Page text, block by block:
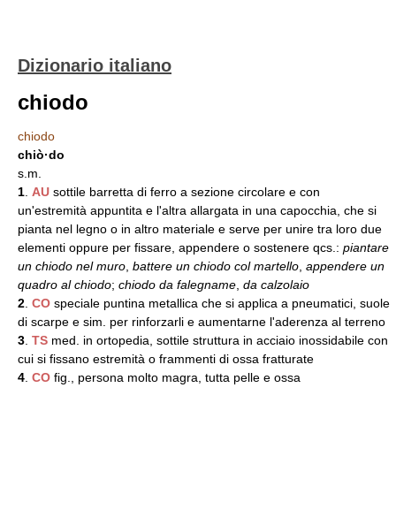
Dizionario italiano
chiodo
chiodo
chiò·do
s.m.
1 AU sottile barretta di ferro a sezione circolare e con
un'estremità appuntita e l'altra allargata in una capocchia, che si
pianta nel legno o in altro materiale e serve per unire tra loro due
elementi oppure per fissare, appendere o sostenere qcs.: piantare
un chiodo nel muro battere un chiodo col martello appendere un
quadro al chiodo; chiodo da falegname da calzolaio
2 CO speciale puntina metallica che si applica a pneumatici, suole
di scarpe e sim. per rinforzarli e aumentarne l'aderenza al terreno
3 TS med. in ortopedia, sottile struttura in acciaio inossidabile con
cui si fissano estremità o frammenti di ossa fratturate
4 CO fig., persona molto magra, tutta pelle e ossa